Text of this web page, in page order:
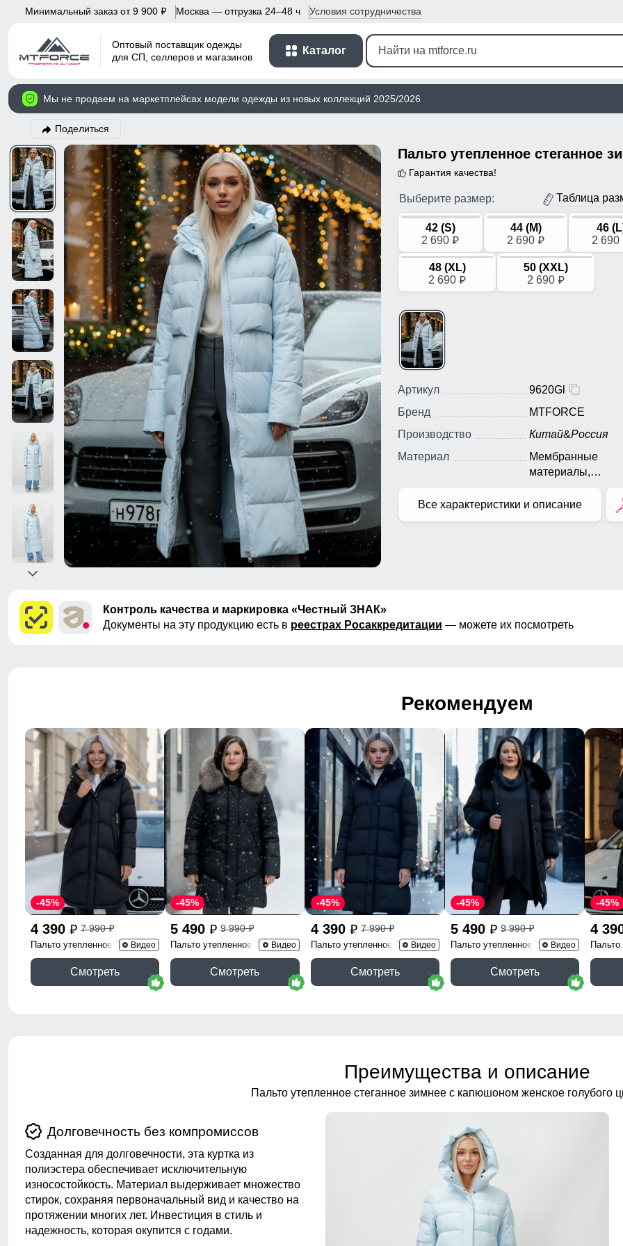
Минимальный заказ от 9 900 p Москва — отгрузка 24–48 ч Условия сотрудничества
Оптовый поставщик одежды
для СП, селлеров и магазинов
Каталог
Мы не продаем на маркетплейсах модели одежды из новых коллекций 2025/2026
Поделиться
Гарантия качества!
Выберите размер: Таблица
42 (S)
2 690 p
44 (M)
2 690 p
46
2 690
48 (XL)
2 690 p
50 (XXL)
2 690 p
Артикул
9620Gl
Бренд
MTFORCE
Производство
Китай&Россия
Материал
Мембранные
материалы,
Натуральные
материалы,
Плащевка,
Все характеристики и описание
Контроль качества и маркировка «Честный ЗНАК»
Документы на эту продукцию есть в реестрах Росаккредитации — можете их посмотреть
Рекомендуем
4 390 p 7 990p
-45%
Пальто утепленное 7747Ch
Видео
Смотреть
5 490 p 9 990p
-45%
Пальто утепленное 7745Ch
Видео
Смотреть
4 390 p 7 990p
-45%
Пальто утепленное 7618Ch
Видео
Смотреть
5 490 p 9 990p
-45%
Пальто утепленное 7629Ch
Видео
Смотреть
4
-45%
Пальто
Преимущества и описание
Пальто утепленное стеганное зимнее с капюшоном женское голубого
Долговечность без компромиссов
Созданная для долговечности, эта куртка из
полиэстера обеспечивает исключительную
износостойкость. Материал выдерживает множество
стирок, сохраняя первоначальный вид и качество на
протяжении многих лет. Инвестиция в стиль и
надежность, которая окупится с годами.